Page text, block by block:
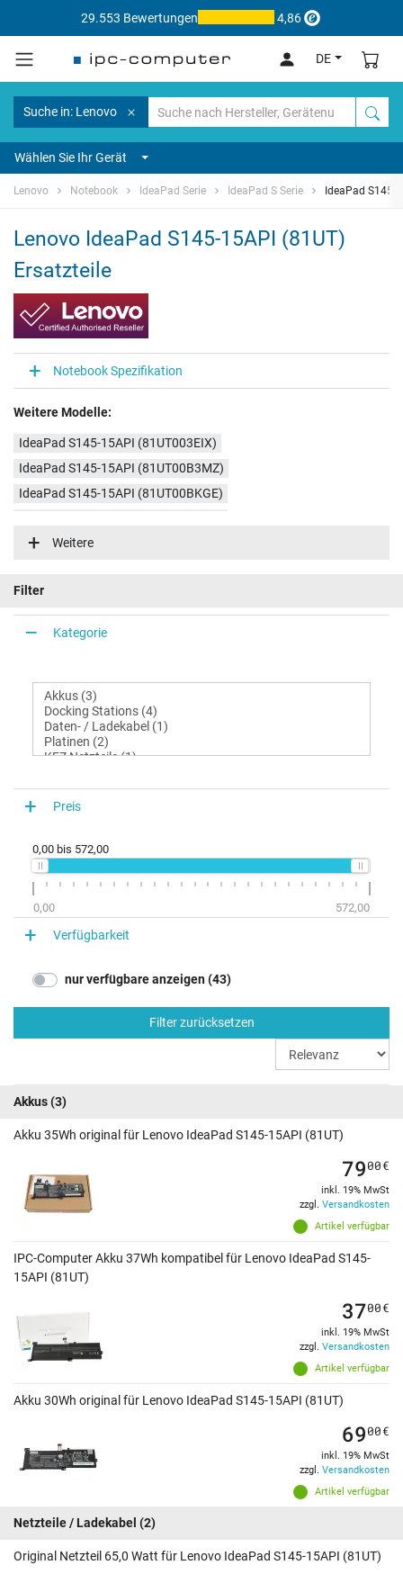
29.553 Bewertungen 4,86
DE
Suche in: Lenovo
Wählen Sie Ihr Gerät
Lenovo Notebook IdeaPad Serie IdeaPad S Serie IdeaPad S145-
Lenovo IdeaPad S145-15API (81UT)
Ersatzteile
Notebook Spezifikation
Weitere Modelle:
IdeaPad S145-15API (81UT003EIX)
IdeaPad S145-15API (81UT00B3MZ)
IdeaPad S145-15API (81UT00BKGE)
IdeaPad S145-15API (81UT00CFGE)
IdeaPad S145-15API (81UT00BJGE)
IdeaPad S145-15API (81UT0031GE)
IdeaPad S145-15API (81UT0047GE)
Weitere
Filter
Kategorie
Preis
0,00 bis 572,00
0,00 572,00
Verfügbarkeit
nur verfügbare anzeigen (43)
Filter zurücksetzen
Akkus(3)
Akku 35Wh original für Lenovo IdeaPad S145-15API (81UT)
Artikel verfügbar
7900€
inkl. 19% MwSt
zzgl. Versandkosten
IPC-Computer Akku 37Wh kompatibel für Lenovo IdeaPad S145-
15API (81UT)
Artikel verfügbar
3700€
inkl. 19% MwSt
zzgl. Versandkosten
Akku 30Wh original für Lenovo IdeaPad S145-15API (81UT)
Artikel verfügbar
6900€
inkl. 19% MwSt
zzgl. Versandkosten
Netzteile / Ladekabel (2)
Original Netzteil 65,0 Watt für Lenovo IdeaPad S145-15API (81UT)